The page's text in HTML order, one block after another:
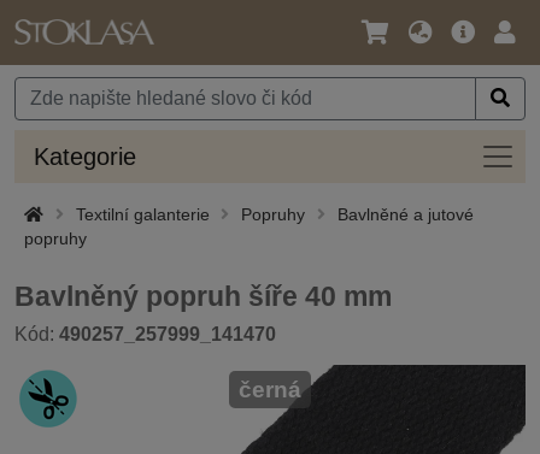
Jazyk
Měna
Hlavní
Kategorie
Textilní galanterie Popruhy
Bavlněné a jutové
popruhy
Bavlněný popruh šíře 40 mm
Kód: 490257_257999_141470
černá